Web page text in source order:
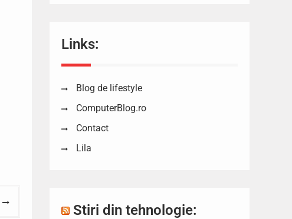
Links:
Blog de lifestyle
ComputerBlog.ro
Contact
Lila
Stiri din tehnologie: